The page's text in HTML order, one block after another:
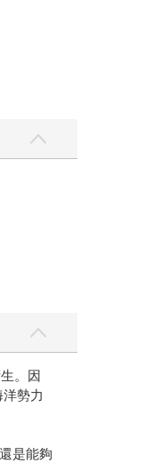
。因
勢力
是能夠